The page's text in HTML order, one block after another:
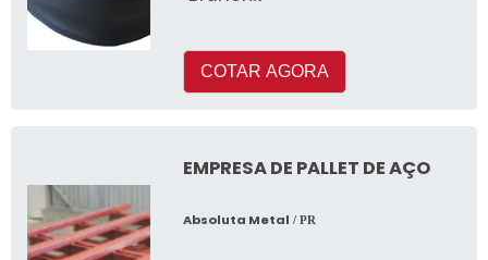
COTAR AGORA
EMPRESA DE PALLET DE AÇO
Absoluta Metal / PR